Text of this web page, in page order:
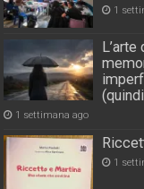
1
1 settimana ago
1